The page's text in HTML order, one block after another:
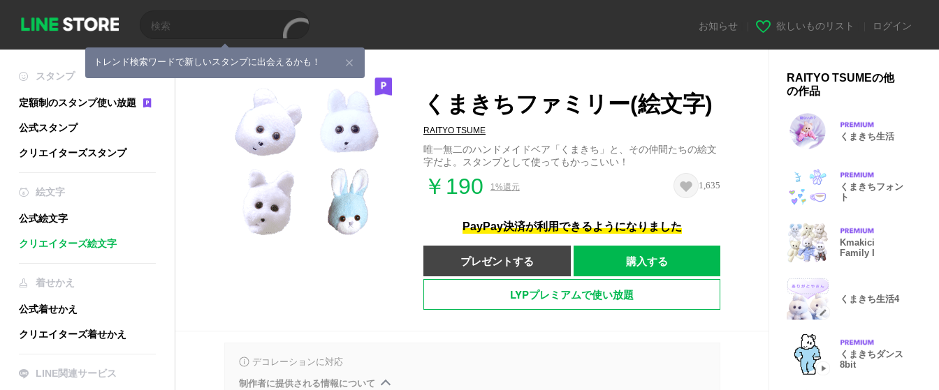
トレンド検索ワードで新しいスタンプに出会えるかも！
お知らせ 欲しいものリスト ログイン
スタンプ
定額制のスタンプ使い放題
公式スタンプ
クリエイターズスタンプ
絵文字
公式絵文字
クリエイターズ絵文字
着せかえ
公式着せかえ
クリエイターズ着せかえ
LINE関連サービス
くまきちファミリー(絵文字)
RAITYO TSUME
唯一無二のハンドメイドベア「くまきち」と、その仲間たちの絵文
字だよ。スタンプとして使ってもかっこいい！
￥190 1%還元 1,635
PayPay決済が利用できるようになりました
プレゼントする 購入する
LYPプレミアムで使い放題
デコレーションに対応
制作者に提供される情報について
RAITYO TSUMEの他
の作品
くまきち生活
くまきちフォン
ト
Kmakici
Family I
くまきち生活4
くまきちダンス
8bit